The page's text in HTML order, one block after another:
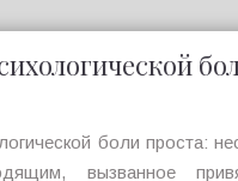
боли проста:
вызванное